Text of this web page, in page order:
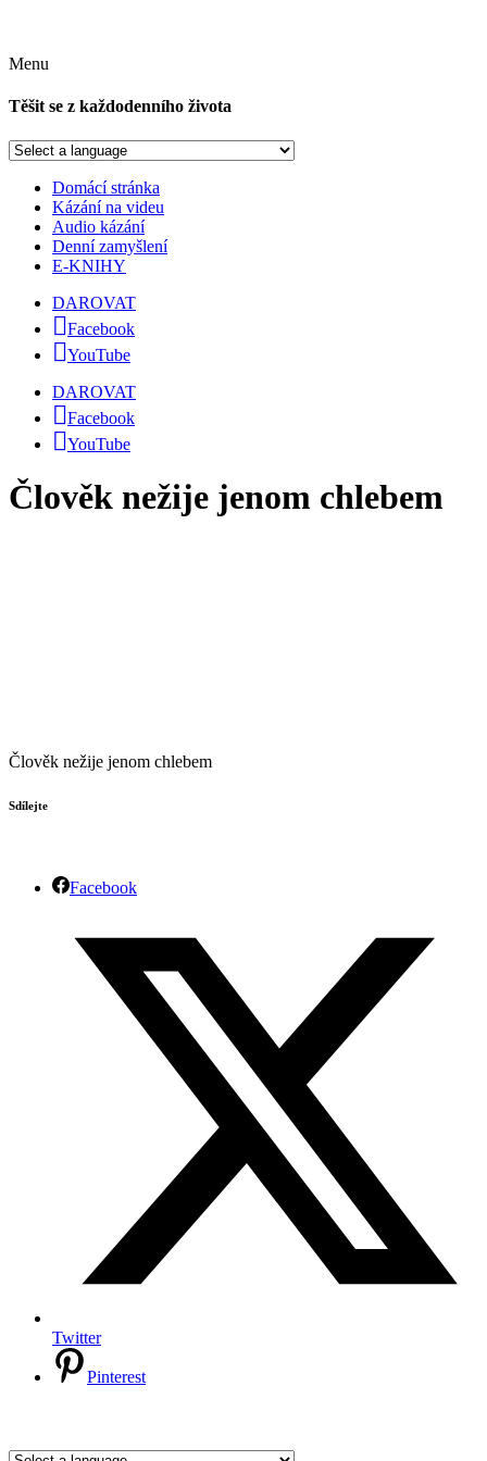
Menu
Těšit se z každodenního života
Domácí stránka
Kázání na videu
Audio kázání
Denní zamyšlení
E-KNIHY
DAROVAT
Facebook
YouTube
DAROVAT
Facebook
YouTube
Člověk nežije jenom chlebem
Člověk nežije jenom chlebem
Sdílejte
Facebook
Twitter
Pinterest